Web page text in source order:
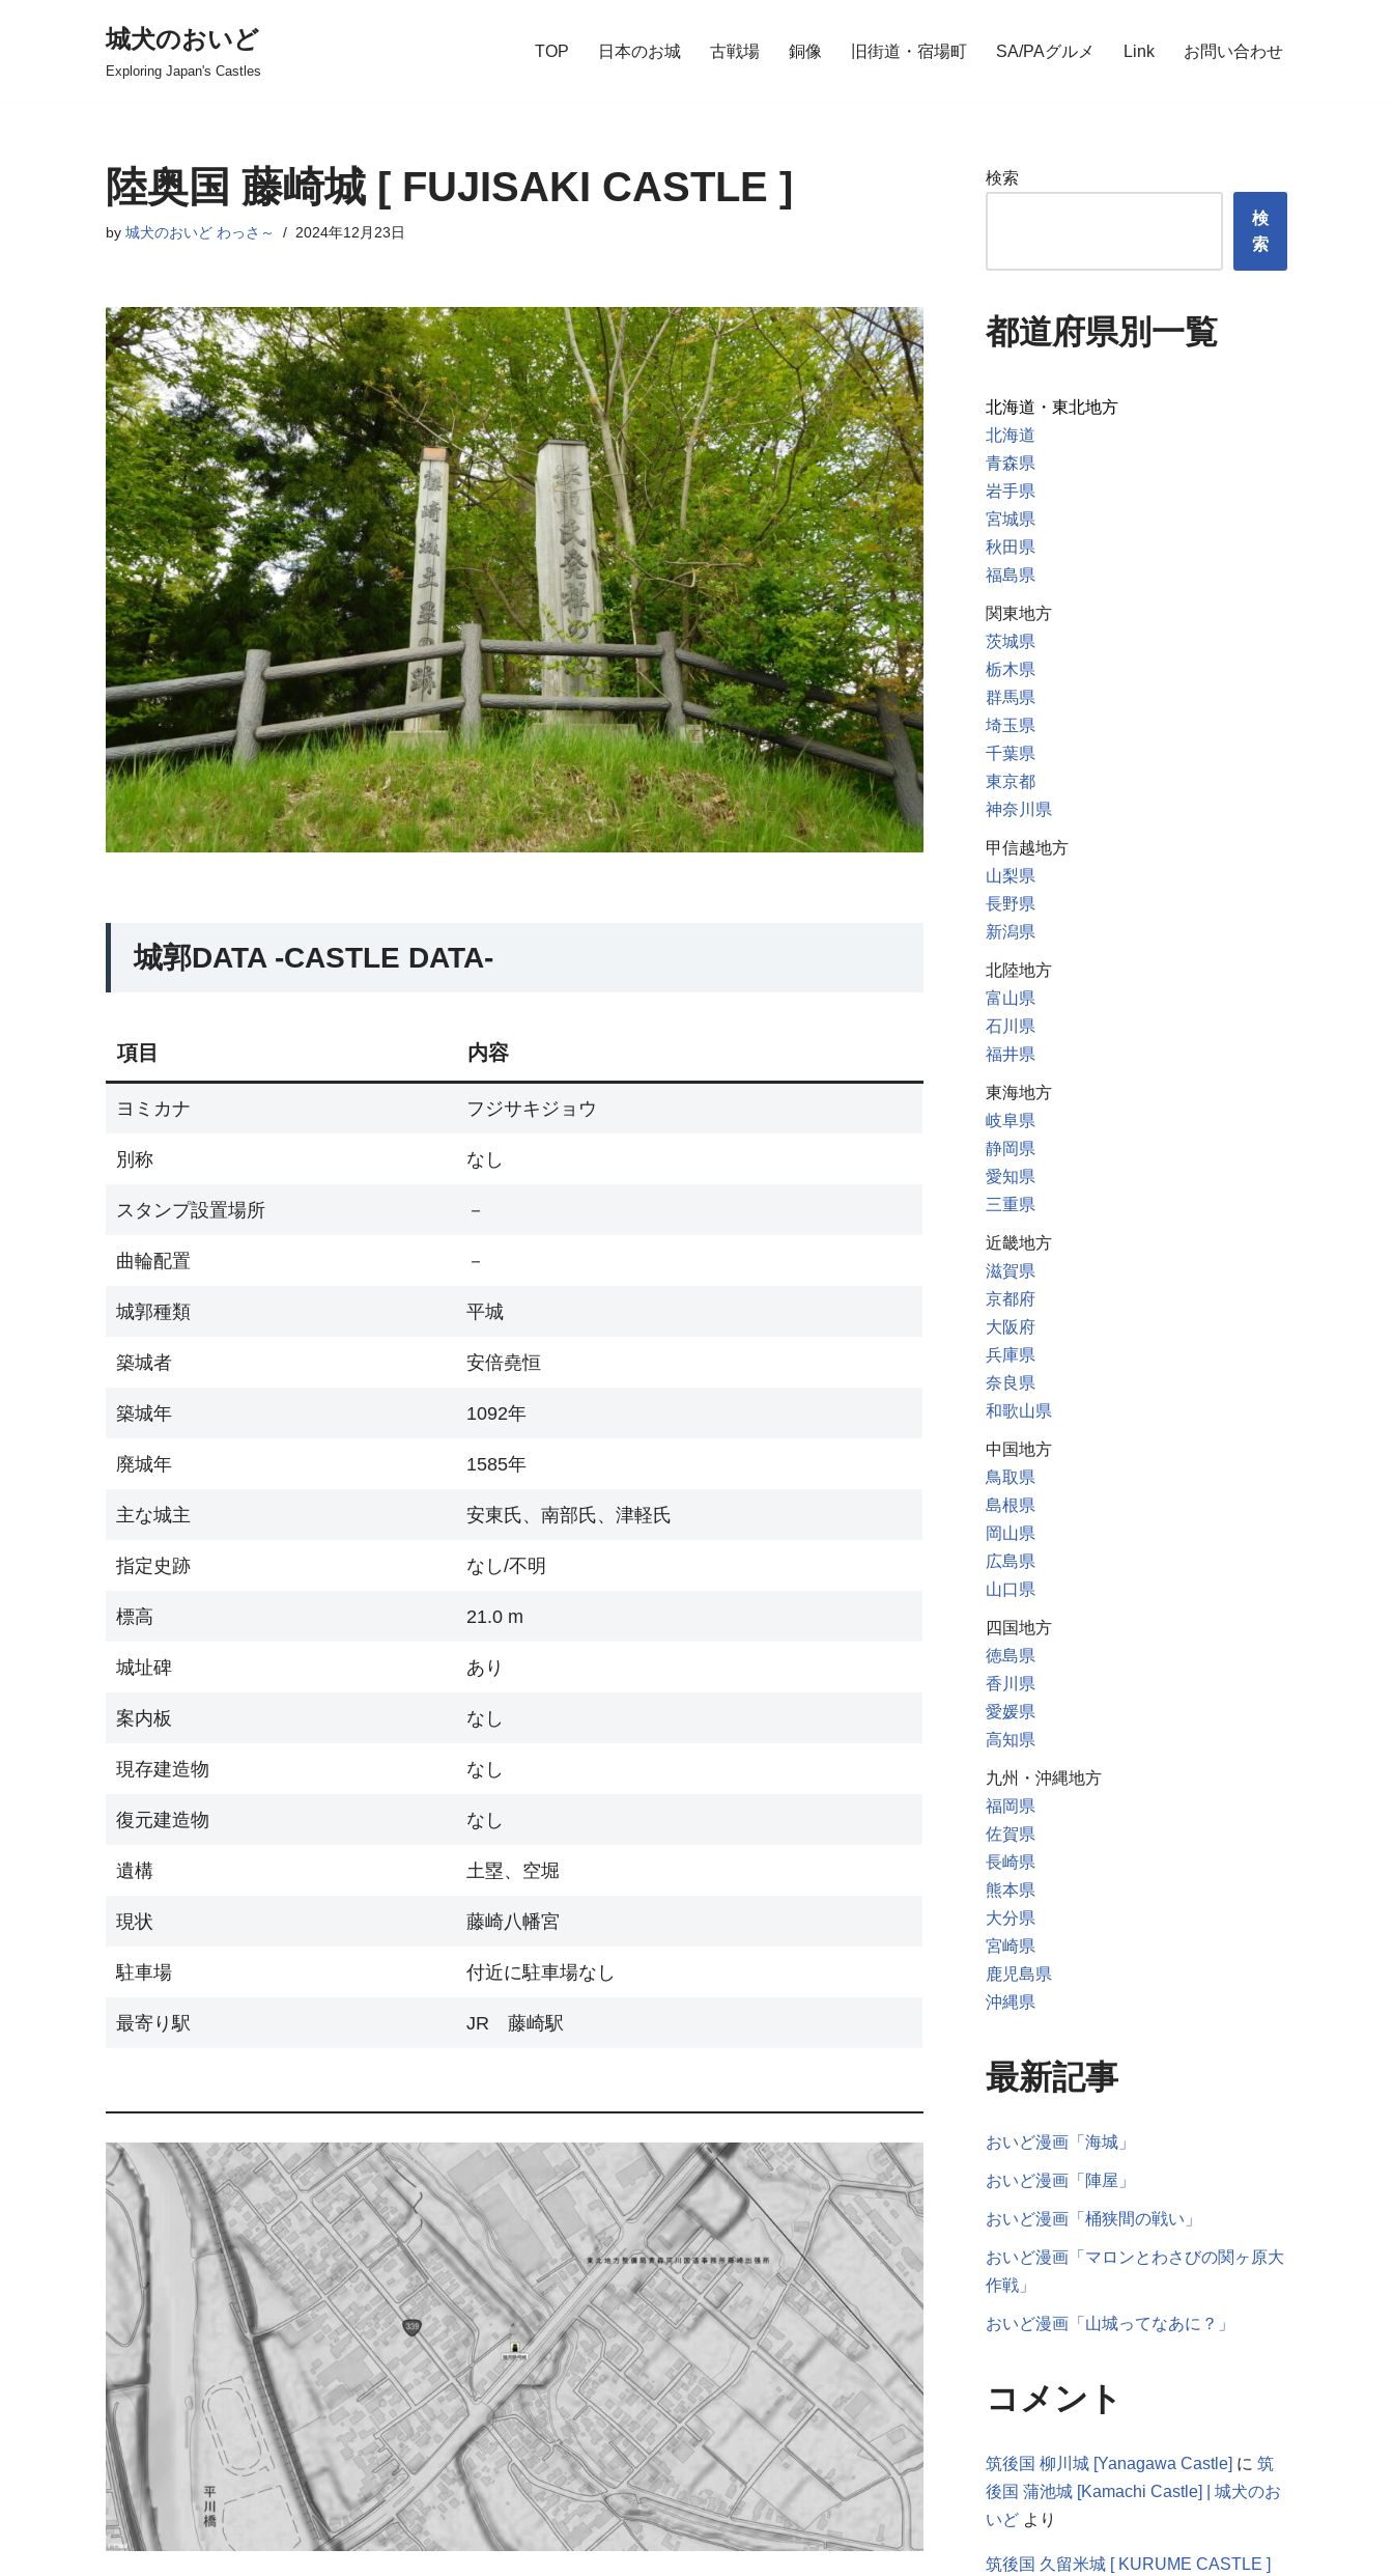
城犬のおいど
Exploring Japan's Castles
TOP 日本のお城 古戦場 銅像 旧街道・宿場町 SA/PAグルメ Link お問い合わせ
陸奥国 藤崎城 [ FUJISAKI CASTLE ]
by 城犬のおいど わっさ～ 2024年12月23日
城郭DATA -CASTLE DATA-
項目 内容
ヨミカナ フジサキジョウ
別称 なし
スタンプ設置場所 －
曲輪配置 －
城郭種類 平城
築城者 安倍堯恒
築城年 1092年
廃城年 1585年
主な城主 安東氏、南部氏、津軽氏
指定史跡 なし/不明
標高 21.0 m
城址碑 あり
案内板 なし
現存建造物 なし
復元建造物 なし
遺構 土塁、空堀
現状 藤崎八幡宮
駐車場 付近に駐車場なし
最寄り駅 JR 藤崎駅
検索
検
索
都道府県別一覧
北海道・東北地方
北海道
青森県
岩手県
宮城県
秋田県
福島県
関東地方
茨城県
栃木県
群馬県
埼玉県
千葉県
東京都
神奈川県
甲信越地方
山梨県
長野県
新潟県
北陸地方
富山県
石川県
福井県
東海地方
岐阜県
静岡県
愛知県
三重県
近畿地方
滋賀県
京都府
大阪府
兵庫県
奈良県
和歌山県
中国地方
鳥取県
島根県
岡山県
広島県
山口県
四国地方
徳島県
香川県
愛媛県
高知県
九州・沖縄地方
福岡県
佐賀県
長崎県
熊本県
大分県
宮崎県
鹿児島県
沖縄県
最新記事
おいど漫画「海城」
おいど漫画「陣屋」
おいど漫画「桶狭間の戦い」
おいど漫画「マロンとわさびの関ヶ原大
作戦」
おいど漫画「山城ってなあに？」
コメント
筑後国 柳川城 [Yanagawa Castle] に 筑
後国 蒲池城 [Kamachi Castle] | 城犬のお
いど より
筑後国 久留米城 [ KURUME CASTLE ]